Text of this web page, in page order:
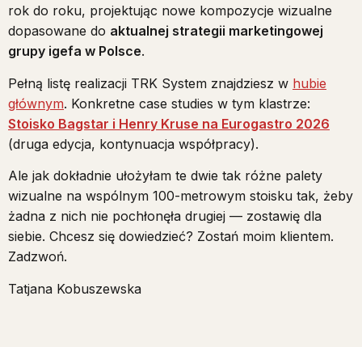
rok do roku, projektując nowe kompozycje wizualne
dopasowane do aktualnej strategii marketingowej
grupy igefa w Polsce.
Pełną listę realizacji TRK System znajdziesz w hubie
głównym. Konkretne case studies w tym klastrze:
Stoisko Bagstar i Henry Kruse na Eurogastro 2026
(druga edycja, kontynuacja współpracy).
Ale jak dokładnie ułożyłam te dwie tak różne palety
wizualne na wspólnym 100-metrowym stoisku tak, żeby
żadna z nich nie pochłonęła drugiej — zostawię dla
siebie. Chcesz się dowiedzieć? Zostań moim klientem.
Zadzwoń.
Tatjana Kobuszewska